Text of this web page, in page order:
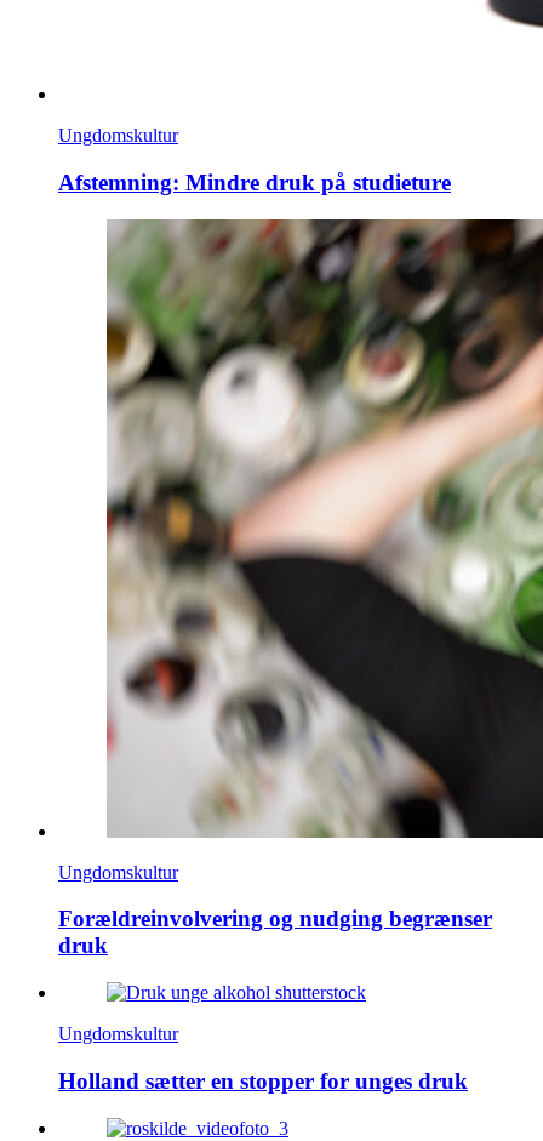
Ungdomskultur
Afstemning: Mindre druk på studieture
Ungdomskultur
Forældreinvolvering og nudging begrænser
druk
Ungdomskultur
Holland sætter en stopper for unges druk